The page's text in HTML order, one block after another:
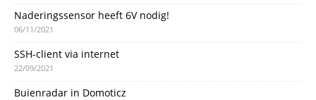
Naderingssensor heeft 6V nodig!
06/11/2021
SSH-client via internet
22/09/2021
Buienradar in Domoticz